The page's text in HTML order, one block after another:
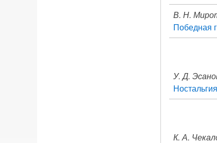
В. Н.
Победная
У. Д.
Ностальгия
К. А.